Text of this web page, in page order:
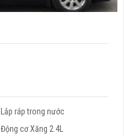
Lắp ráp trong nước
Động cơ Xăng 2.4L